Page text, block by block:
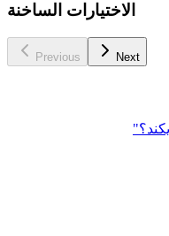
الاختيارات الساخنة
Previous Next